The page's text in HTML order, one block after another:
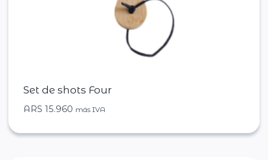
Set de shots Four
ARS 15.960 más IVA